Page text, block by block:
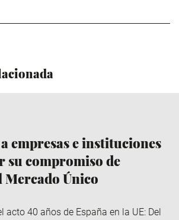
empresas e instituciones
compromiso de
Mercado Único
acto 40 años de España en la UE: Del